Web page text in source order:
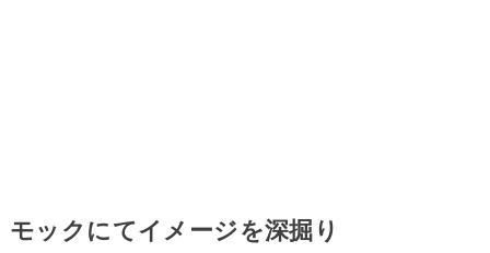
モックにてイメージを深掘り